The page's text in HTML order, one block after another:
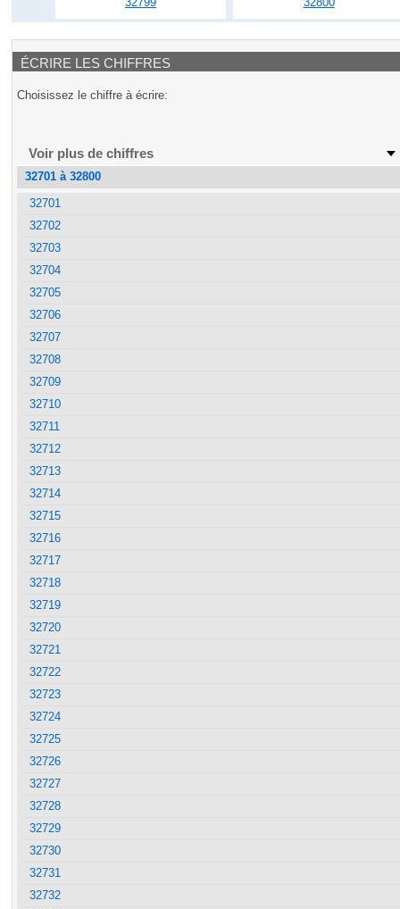
ÉCRIRE LES CHIFFRES
Choisissez le chiffre à écrire:
Voir plus de chiffres
32701 à 32800
32701
32702
32703
32704
32705
32706
32707
32708
32709
32710
32711
32712
32713
32714
32715
32716
32717
32718
32719
32720
32721
32722
32723
32724
32725
32726
32727
32728
32729
32730
32731
32732